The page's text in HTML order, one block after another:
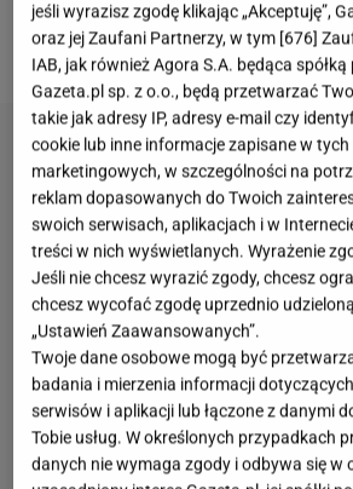
potrzeby, zanim na dobre zagości
ogrodzie.
jeśli wyrazisz zgodę klikając „Akceptuję”,
oraz jej Zaufani Partnerzy, w tym [676]
IAB, jak również Agora S.A. będąca
Gazeta.pl sp. z o.o., będą przetwarzać
takie jak adresy IP, adresy e-mail czy
cookie lub inne informacje zapisane w
marketingowych, w szczególności na
reklam dopasowanych do Twoich
swoich serwisach, aplikacjach i w
treści w nich wyświetlanych. Wyrażenie
Jeśli nie chcesz wyrazić zgody, chcesz
chcesz wycofać zgodę uprzednio
„Ustawień Zaawansowanych”.
Twoje dane osobowe mogą być
badania i mierzenia informacji
serwisów i aplikacji lub łączone z danymi
Tobie usług. W określonych przypadkach
danych nie wymaga zgody i odbywa się w